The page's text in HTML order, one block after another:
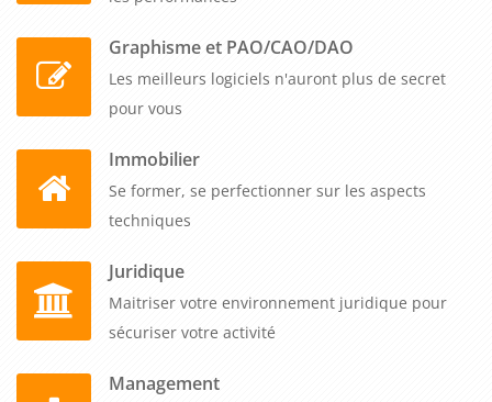
Graphisme et PAO/CAO/DAO
Les meilleurs logiciels n'auront plus de secret
pour vous
Immobilier
Se former, se perfectionner sur les aspects
techniques
Juridique
Maitriser votre environnement juridique pour
sécuriser votre activité
Management